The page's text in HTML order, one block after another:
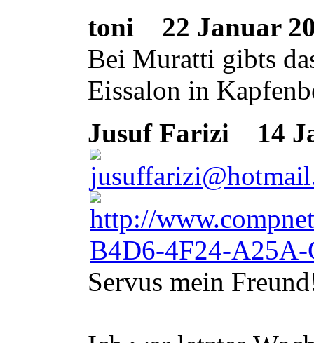
toni
22 Januar
Bei Muratti gibts
Eissalon in
Jusuf Farizi
14
Servus mein